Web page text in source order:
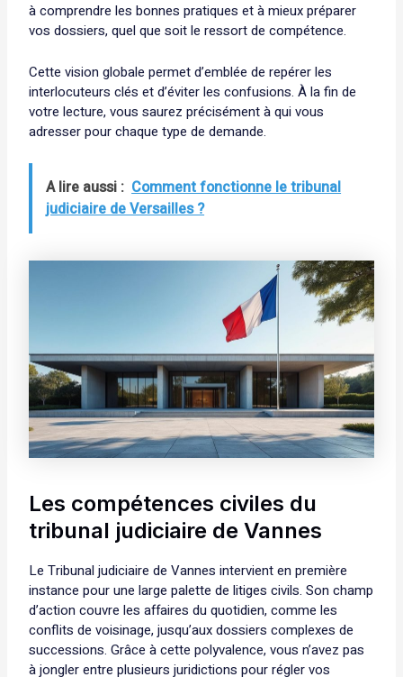
à comprendre les bonnes pratiques et à mieux préparer
vos dossiers, quel que soit le ressort de compétence.
Cette vision globale permet d’emblée de repérer les
interlocuteurs clés et d’éviter les confusions. À la fin de
votre lecture, vous saurez précisément à qui vous
adresser pour chaque type de demande.
A lire aussi : Comment fonctionne le tribunal
judiciaire de Versailles ?
Les compétences civiles du
tribunal judiciaire de Vannes
Le Tribunal judiciaire de Vannes intervient en première
instance pour une large palette de litiges civils. Son champ
d’action couvre les affaires du quotidien, comme les
conflits de voisinage, jusqu’aux dossiers complexes de
successions. Grâce à cette polyvalence, vous n’avez pas
à jongler entre plusieurs juridictions pour régler vos